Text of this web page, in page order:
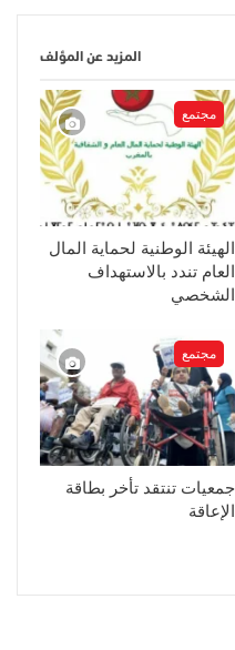
المزيد عن المؤلف
مجتمع
الهيئة الوطنية لحماية المال
العام تندد بالاستهداف
الشخصي
مجتمع
جمعيات تنتقد تأخر بطاقة
الإعاقة